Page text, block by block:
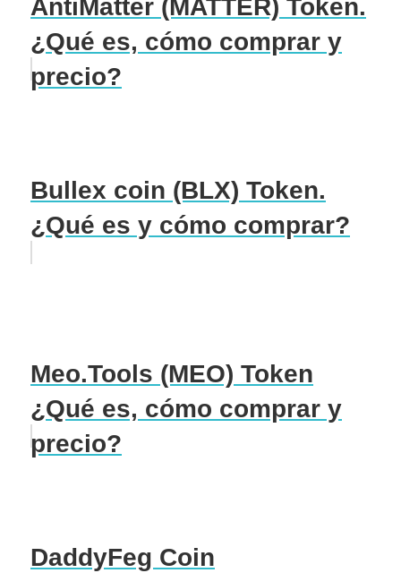
AntiMatter (MATTER) Token.
¿Qué es, cómo comprar y
precio?
Bullex coin (BLX) Token.
¿Qué es y cómo comprar?
Meo.Tools (MEO) Token
¿Qué es, cómo comprar y
precio?
DaddyFeg Coin